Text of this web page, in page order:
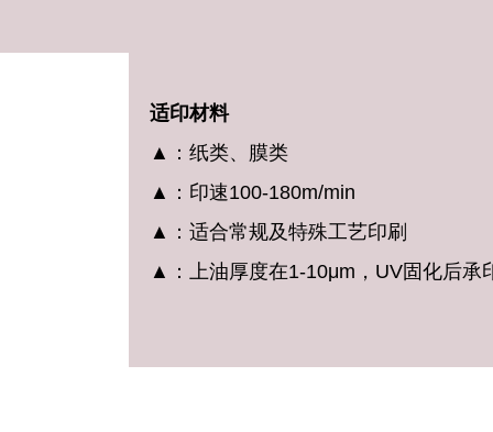
适印材料
▲： 纸类、膜类
▲：印速100-180m/min
▲：适合常规及特殊工艺印刷
▲：上油厚度在1-10μm， UV固化后承